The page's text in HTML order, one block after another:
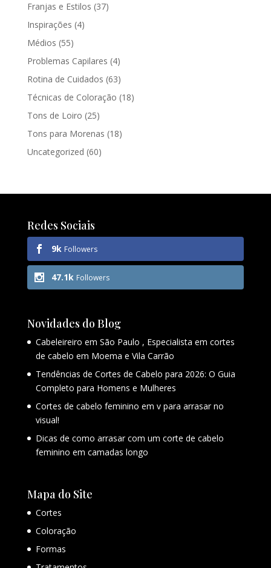
Franjas e Estilos (37)
Inspirações (4)
Médios (55)
Problemas Capilares (4)
Rotina de Cuidados (63)
Técnicas de Coloração (18)
Tons de Loiro (25)
Tons para Morenas (18)
Uncategorized (60)
Redes Sociais
9k Followers
47.1k Followers
Novidades do Blog
Cabeleireiro em São Paulo , Especialista em cortes
de cabelo em Moema e Vila Carrão
Tendências de Cortes de Cabelo para 2026: O Guia
Completo para Homens e Mulheres
Cortes de cabelo feminino em v para arrasar no
visual!
Dicas de como arrasar com um corte de cabelo
feminino em camadas longo
Mapa do Site
Cortes
Coloração
Formas